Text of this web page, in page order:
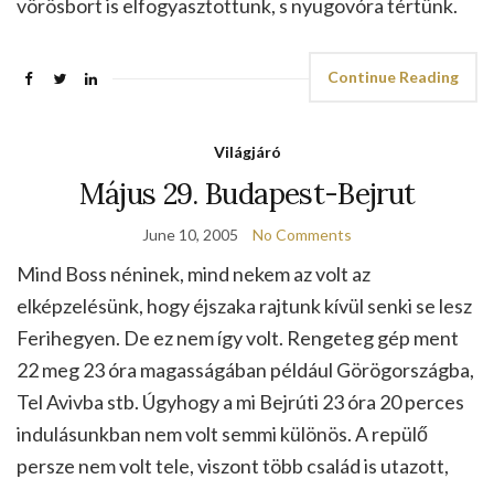
vörösbort is elfogyasztottunk, s nyugovóra tértünk.
Continue Reading
Világjáró
Május 29. Budapest-Bejrut
June 10, 2005 No Comments
Mind Boss néninek, mind nekem az volt az
elképzelésünk, hogy éjszaka rajtunk kívül senki se lesz
Ferihegyen. De ez nem így volt. Rengeteg gép ment
22 meg 23 óra magasságában például Görögországba,
Tel Avivba stb. Úgyhogy a mi Bejrúti 23 óra 20 perces
indulásunkban nem volt semmi különös. A repülő
persze nem volt tele, viszont több család is utazott,